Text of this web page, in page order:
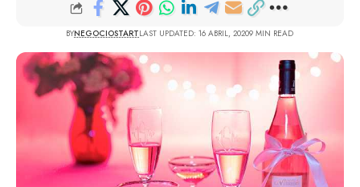
BYNEGOCIOSTARTLAST UPDATED: 16 ABRIL, 20209 MIN READ